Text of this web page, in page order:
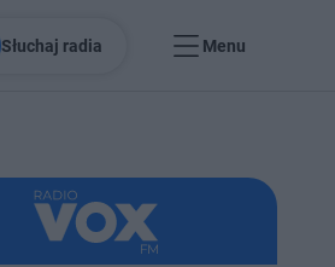
Słuchaj radia Menu